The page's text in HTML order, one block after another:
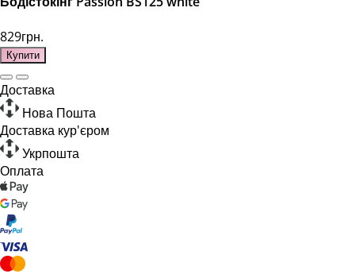
829грн.
Купити
Доставка
Нова Пошта
Доставка кур'єром
Укрпошта
Оплата